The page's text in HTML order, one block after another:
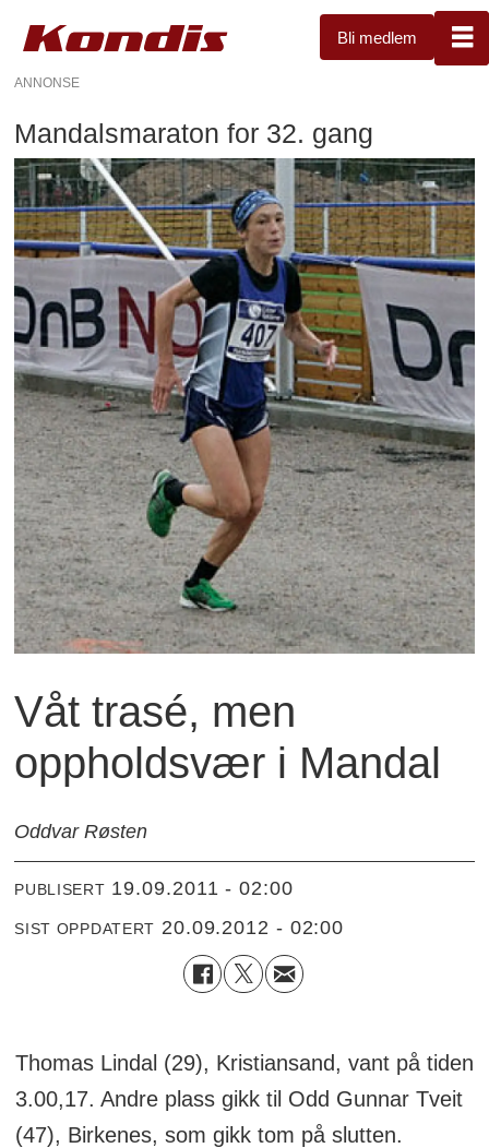
Bli medlem
ANNONSE
Mandalsmaraton for 32. gang
Våt trasé, men
oppholdsvær i Mandal
Oddvar Røsten
PUBLISERT 19.09.2011 - 02:00
SIST OPPDATERT 20.09.2012 - 02:00
Thomas Lindal (29), Kristiansand, vant på tiden
3.00,17. Andre plass gikk til Odd Gunnar Tveit
(47), Birkenes, som gikk tom på slutten.